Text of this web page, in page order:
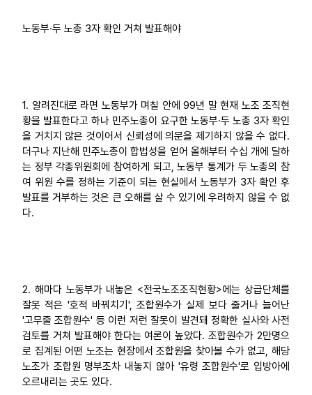
노동부·두 노총 3자 확인 거쳐 발표해야
1. 알려진대로 라면 노동부가 며칠 안에 99년 말 현재 노조 조직현
황을 발표한다고 하나 민주노총이 요구한 노동부·두 노총 3자 확인
을 거치지 않은 것이어서 신뢰성에 의문을 제기하지 않을 수 없다.
더구나 지난해 민주노총이 합법성을 얻어 올해부터 수십 개에 달하
는 정부 각종위원회에 참여하게 되고, 노동부 통계가 두 노총의 참
여 위원 수를 정하는 기준이 되는 현실에서 노동부가 3자 확인 후
발표를 거부하는 것은 큰 오해를 살 수 있기에 우려하지 않을 수 없
다.
2. 해마다 노동부가 내놓은 <전국노조조직현황>에는 상급단체를
잘못 적은 '호적 바꿔치기', 조합원수가 실제 보다 줄거나 늘어난
'고무줄 조합원수' 등 이런 저런 잘못이 발견돼 정확한 실사와 사전
검토를 거쳐 발표해야 한다는 여론이 높았다. 조합원수가 2만명으
로 집계된 어떤 노조는 현장에서 조합원을 찾아볼 수가 없고, 해당
노조가 조합원 명부조차 내놓지 않아 '유령 조합원수'로 입방아에
오르내리는 곳도 있다.